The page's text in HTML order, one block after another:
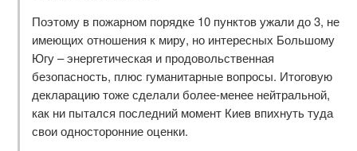
Поэтому в пожарном порядке 10 пунктов ужали до 3, не
имеющих отношения к миру, но интересных Большому
Югу – энергетическая и продовольственная
безопасность, плюс гуманитарные вопросы. Итоговую
декларацию тоже сделали более-менее нейтральной,
как ни пытался последний момент Киев впихнуть туда
свои односторонние оценки.